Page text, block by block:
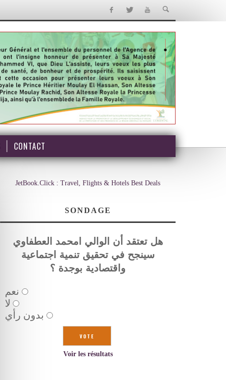
CONTACT
JetBook.Click : Travel, Flights & Hotels Best Deals
SONDAGE
هل تعتقد أن الوالي امحمد العطفاوي
سينجح في تحقيق تنمية اجتماعية
واقتصادية بوجدة ؟
نعم
لا
بدون رأي
Voir les résultats